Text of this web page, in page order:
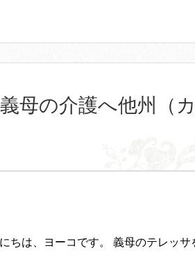
母の介護へ他州（
ちは、ヨーコです。 義母のテレッサ